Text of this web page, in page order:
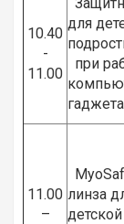
10.40
-
11.00
для
при
11.00
–
линза
детской